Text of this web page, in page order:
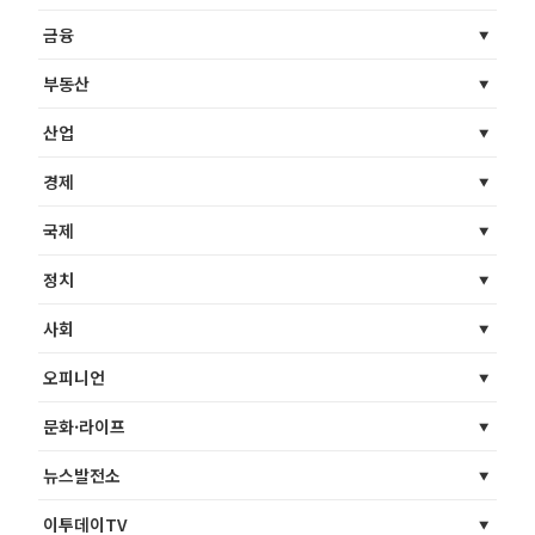
금융
부동산
산업
경제
국제
정치
사회
오피니언
문화·라이프
뉴스발전소
이투데이TV